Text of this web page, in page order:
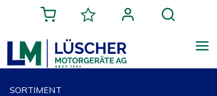
SORTIMENT